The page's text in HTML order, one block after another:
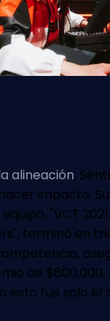
alineación,
impacto.
"VCT
terminó en
de $600,000.
esto fue solo el